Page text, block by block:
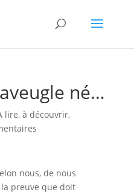
né…
lire, à découvrir,
nous, de nous
la preuve que doit